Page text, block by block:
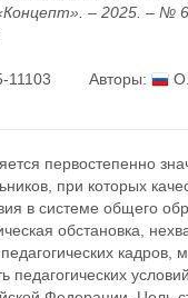
– 2025. – №
11103 Авторы: О.
первостепенно
при которых
в системе общего
обстановка,
кадров,